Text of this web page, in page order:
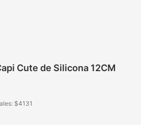
Cute de Silicona 12CM
$4131